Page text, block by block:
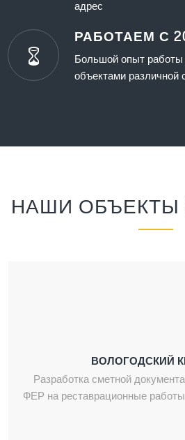
адрес
РАБОТАЕМ С
Большой опыт
объектами различной
НАШИ ОБЪЕКТЫ
ВОЛОГОДСКИЙ
Разработка сметной
ФЕР на реставрационные